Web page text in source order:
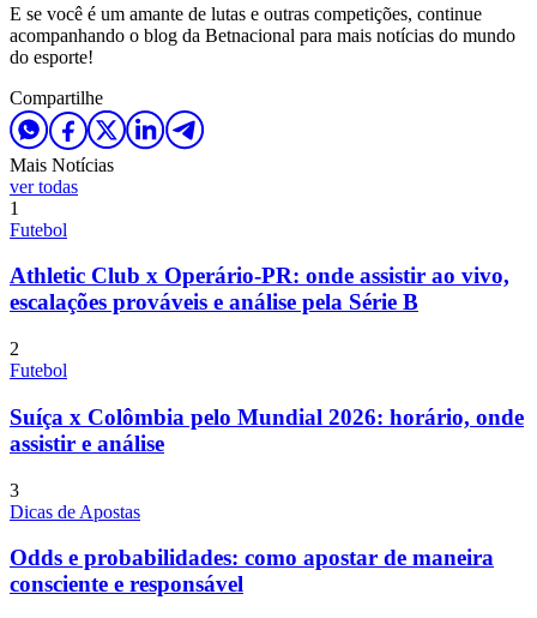
E se você é um amante de lutas e outras competições, continue
acompanhando o blog da Betnacional para mais notícias do mundo
do esporte!
Compartilhe
Mais Notícias
ver todas
1
Futebol
Athletic Club x Operário-PR: onde assistir ao vivo,
escalações prováveis e análise pela Série B
2
Futebol
Suíça x Colômbia pelo Mundial 2026: horário, onde
assistir e análise
3
Dicas de Apostas
Odds e probabilidades: como apostar de maneira
consciente e responsável